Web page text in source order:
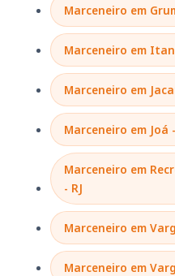
Marceneiro em
Marceneiro em
Marceneiro em
Marceneiro em Joá -
Marceneiro em
- RJ
Marceneiro em
Marceneiro em